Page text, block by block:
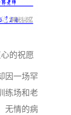
的祝愿
因一场罕
练场和老
无情的病